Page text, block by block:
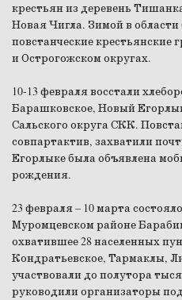
крестьян из деревень
Новая Чигла. Зимой в
повстанческие крестьянские
и Острогожском округах.
10-13 февраля восстали
Барашковское, Новый
Сальского округа СКК.
совпартактив, захватили
Егорлыке была объявлена
рождения.
23 февраля – 10 марта
Муромцевском районе
охватившее 28 населенных
Кондратьевское, Тармаклы,
участвовали до полутора
руководили организаторы